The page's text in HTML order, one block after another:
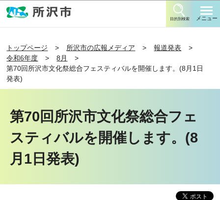
目的別検索 メニュー
トップページ 所沢市の広報メディア
報道発表
令和6年度
8月
第70回所沢市文化祭総合フェスティバルを開催します。(8月1日
発表)
第70回所沢市文化祭総合フェ
スティバルを開催します。(8
月1日発表)